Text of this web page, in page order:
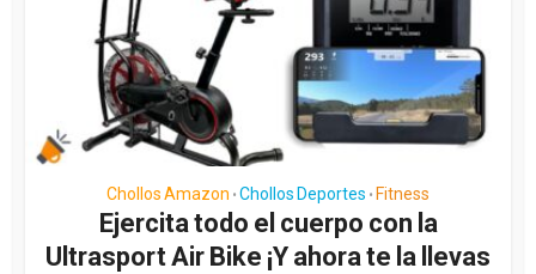
Chollos Amazon • Chollos Deportes • Fitness
Ejercita todo el cuerpo con la
Ultrasport Air Bike ¡Y ahora te la llevas